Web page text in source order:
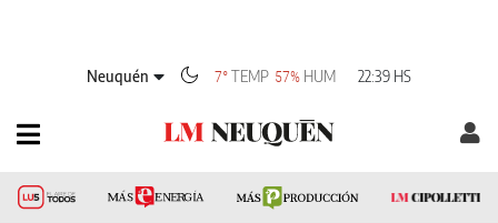
Neuquén 7°TEMP 57% HUM 22:39 HS